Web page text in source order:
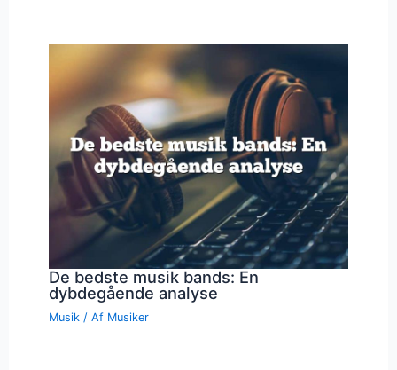
De bedste musik bands: En
dybdegående analyse
Musik / Af Musiker